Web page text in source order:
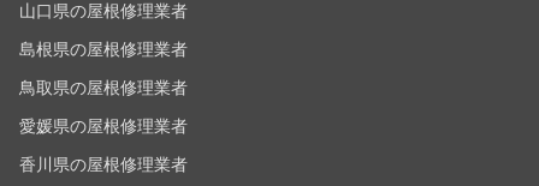
山口県の屋根修理業者
島根県の屋根修理業者
鳥取県の屋根修理業者
愛媛県の屋根修理業者
香川県の屋根修理業者